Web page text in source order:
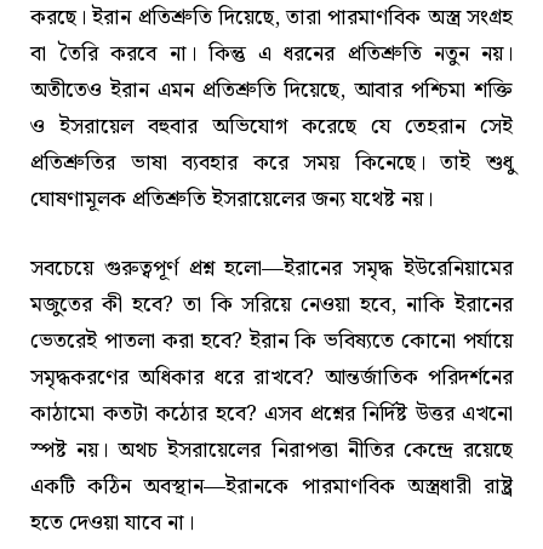
করছে। ইরান প্রতিশ্রুতি দিয়েছে, তারা পারমাণবিক অস্ত্র সংগ্রহ
বা তৈরি করবে না। কিন্তু এ ধরনের প্রতিশ্রুতি নতুন নয়।
অতীতেও ইরান এমন প্রতিশ্রুতি দিয়েছে, আবার পশ্চিমা শক্তি
ও ইসরায়েল বহুবার অভিযোগ করেছে যে তেহরান সেই
প্রতিশ্রুতির ভাষা ব্যবহার করে সময় কিনেছে। তাই শুধু
ঘোষণামূলক প্রতিশ্রুতি ইসরায়েলের জন্য যথেষ্ট নয়।
সবচেয়ে গুরুত্বপূর্ণ প্রশ্ন হলো—ইরানের সমৃদ্ধ ইউরেনিয়ামের
মজুতের কী হবে? তা কি সরিয়ে নেওয়া হবে, নাকি ইরানের
ভেতরেই পাতলা করা হবে? ইরান কি ভবিষ্যতে কোনো পর্যায়ে
সমৃদ্ধকরণের অধিকার ধরে রাখবে? আন্তর্জাতিক পরিদর্শনের
কাঠামো কতটা কঠোর হবে? এসব প্রশ্নের নির্দিষ্ট উত্তর এখনো
স্পষ্ট নয়। অথচ ইসরায়েলের নিরাপত্তা নীতির কেন্দ্রে রয়েছে
একটি কঠিন অবস্থান—ইরানকে পারমাণবিক অস্ত্রধারী রাষ্ট্র
হতে দেওয়া যাবে না।